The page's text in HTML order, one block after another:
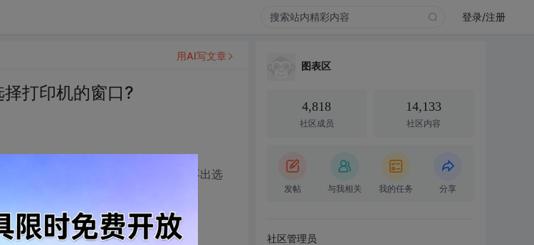
登录/注册
打印机的窗口?
成像个复选框形状的东西，并且弹不出选
用AI写文章
图表区
4,818
社区成员
14,133
社区内容
发帖 与我相关 我的任务 分享
社区管理员